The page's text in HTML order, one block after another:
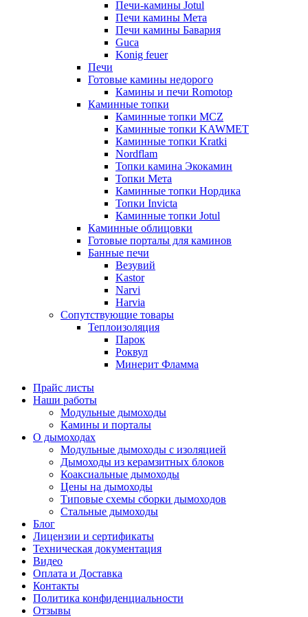
Печи-камины Jotul
Печи камины Мета
Печи камины Бавария
Guca
Konig feuer
Печи
Готовые камины недорого
Камины и печи Romotop
Каминные топки
Каминные топки MCZ
Каминные топки KAWMET
Каминные топки Kratki
Nordflam
Топки камина Экокамин
Топки Мета
Каминные топки Нордика
Топки Invicta
Каминные топки Jotul
Каминные облицовки
Готовые порталы для каминов
Банные печи
Везувий
Kastor
Narvi
Harvia
Сопутствующие товары
Теплоизоляция
Парок
Роквул
Минерит Фламма
Прайс листы
Наши работы
Модульные дымоходы
Камины и порталы
О дымоходах
Модульные дымоходы с изоляцией
Дымоходы из керамзитных блоков
Коаксиальные дымоходы
Цены на дымоходы
Типовые схемы сборки дымоходов
Стальные дымоходы
Блог
Лицензии и сертификаты
Техническая документация
Видео
Оплата и Доставка
Контакты
Политика конфиденциальности
Отзывы